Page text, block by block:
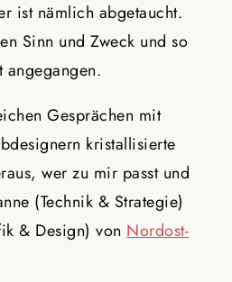
ist nämlich abgetaucht.
Sinn und Zweck und so
Gesprächen mit
kristallisierte
wer zu mir passt und
(Technik & Strategie)
& Design) vonNordost-